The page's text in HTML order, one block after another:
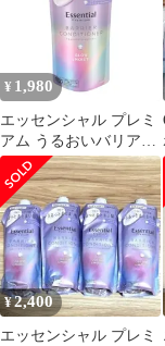
¥ 1,980
エッセンシャル プレミ
アム うるおいバリアコ
ンディショナー グロウ
＆モイスト つめかえ用
340ml [グロウ&モイス
ト] [コンディショナー]
¥2,400
エッセンシャル プレミ